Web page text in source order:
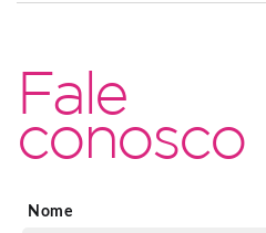
Fale
conosco
Nome